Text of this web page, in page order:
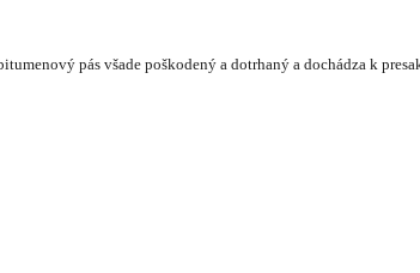
pás všade poškodený a dotrhaný a dochádza k